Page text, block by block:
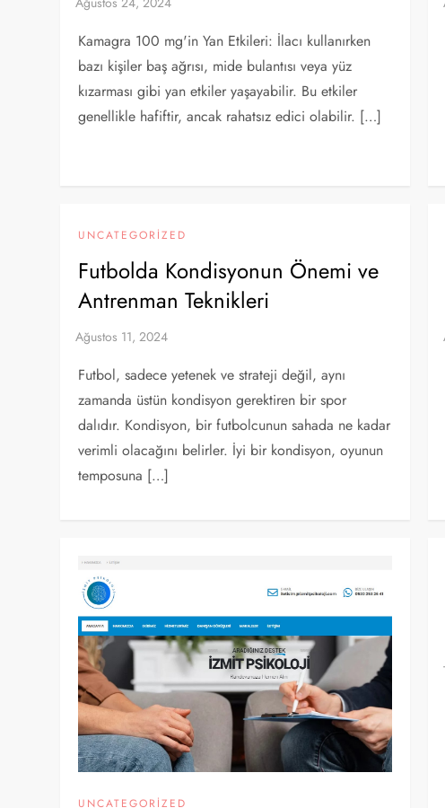
Kamagra 100 mg'in Yan Etkileri: İlacı kullanırken
bazı kişiler baş ağrısı, mide bulantısı veya yüz
kızarması gibi yan etkiler yaşayabilir. Bu etkiler
genellikle hafiftir, ancak rahatsız edici olabilir. […]
UNCATEGORIZED
Futbolda Kondisyonun Önemi ve
Antrenman Teknikleri
Futbol, sadece yetenek ve strateji değil, aynı
zamanda üstün kondisyon gerektiren bir spor
dalıdır. Kondisyon, bir futbolcunun sahada ne kadar
verimli olacağını belirler. İyi bir kondisyon, oyunun
temposuna […]
UNCATEGORIZED